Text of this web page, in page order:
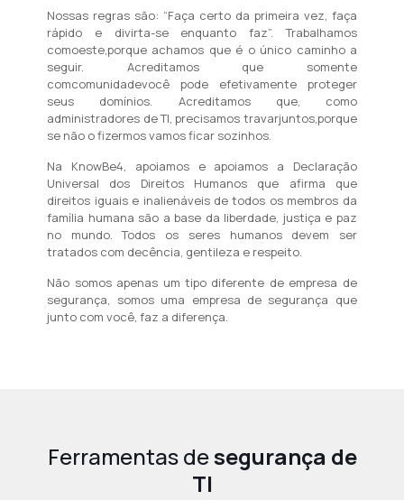
Nossas regras são: “Faça certo da primeira vez, faça
rápido e divirta-se enquanto faz”. Trabalhamos
comoeste,porque achamos que é o único caminho a
seguir. Acreditamos que somente
comcomunidadevocê pode efetivamente proteger
seus domínios. Acreditamos que, como
administradores de TI, precisamos travarjuntos,porque
se não o fizermos vamos ficar sozinhos.
Na KnowBe4, apoiamos e apoiamos a Declaração
Universal dos Direitos Humanos que afirma que
direitos iguais e inalienáveis ​​de todos os membros da
família humana são a base da liberdade, justiça e paz
no mundo. Todos os seres humanos devem ser
tratados com decência, gentileza e respeito.
Não somos apenas um tipo diferente de empresa de
segurança, somos uma empresa de segurança que
junto com você, faz a diferença.
Ferramentas desegurança de
TI